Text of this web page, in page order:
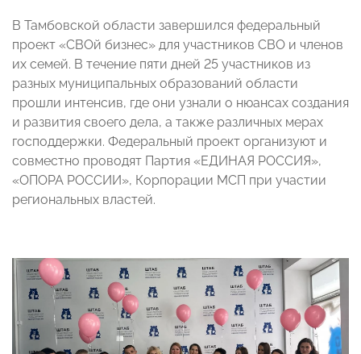
В Тамбовской области завершился федеральный
проект «СВОй бизнес» для участников СВО и членов
их семей. В течение пяти дней 25 участников из
разных муниципальных образований области
прошли интенсив, где они узнали о нюансах создания
и развития своего дела, а также различных мерах
господдержки. Федеральный проект организуют и
совместно проводят Партия «ЕДИНАЯ РОССИЯ»,
«ОПОРА РОССИИ», Корпорации МСП при участии
региональных властей.